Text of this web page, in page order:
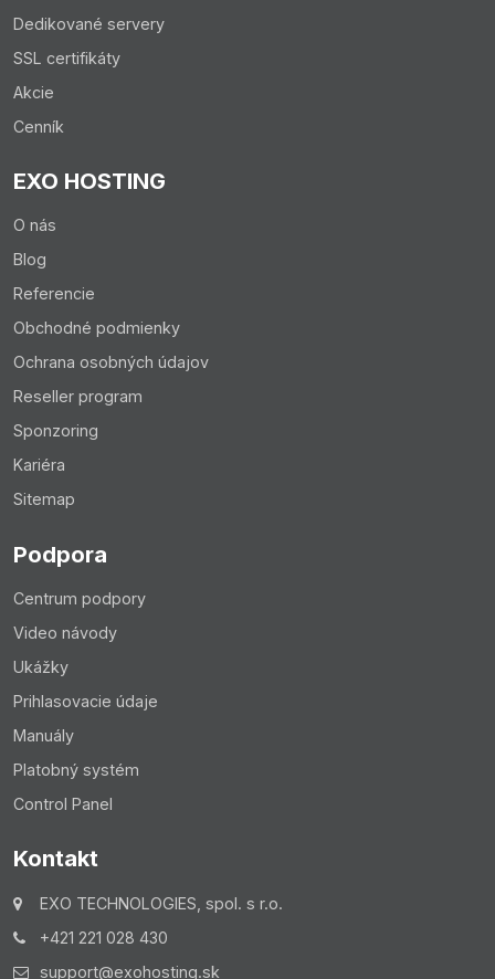
Výhodou je, že všetky zmeny, ktoré si zapisujete do
formulára sa premietajú v reálnom čase, takže hneď vidíte,
vyhľadávania, čo vám umožní perfektne si nastaviť SEO
vyhľadávačov nezmenia v reálnom čase a zmeny sa
môžu prejaviť niekedy aj za 2 týždne.
Dedikované servery
SSL certifikáty
Akcie
Cenník
EXO HOSTING
O nás
Blog
Referencie
Obchodné podmienky
Ochrana osobných údajov
Reseller program
Sponzoring
Kariéra
Sitemap
Podpora
Centrum podpory
Video návody
Ukážky
Prihlasovacie údaje
Manuály
Platobný systém
Control Panel
Kontakt
EXO TECHNOLOGIES, spol. s r.o.
+421 221 028 430
support@exohosting.sk